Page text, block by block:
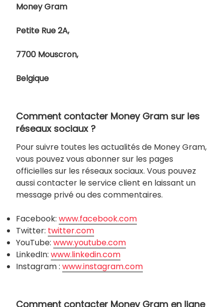
Money Gram
Petite Rue 2A,
7700 Mouscron,
Belgique
Comment contacter Money Gram sur les
réseaux sociaux ?
Pour suivre toutes les actualités de Money Gram,
vous pouvez vous abonner sur les pages
officielles sur les réseaux sociaux. Vous pouvez
aussi contacter le service client en laissant un
message privé ou des commentaires.
Facebook: www.facebook.com
Twitter: twitter.com
YouTube: www.youtube.com
LinkedIn: www.linkedin.com
Instagram : www.instagram.com
Comment contacter Money Gram en ligne